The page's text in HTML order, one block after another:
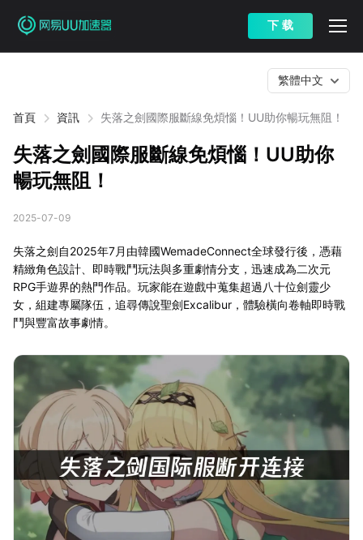
下 载
首頁 資訊 失落之劍國際服斷線免煩惱！UU助你暢玩無阻！
繁體中文
失落之劍國際服斷線免煩惱！UU助你
暢玩無阻！
2025-07-09
失落之劍自2025年7月由韓國WemadeConnect全球發行後，憑藉
精緻角色設計、即時戰鬥玩法與多重劇情分支，迅速成為二次元
RPG手遊界的熱門作品。玩家能在遊戲中蒐集超過八十位劍靈少
女，組建專屬隊伍，追尋傳說聖劍Excalibur，體驗橫向卷軸即時戰
鬥與豐富故事劇情。